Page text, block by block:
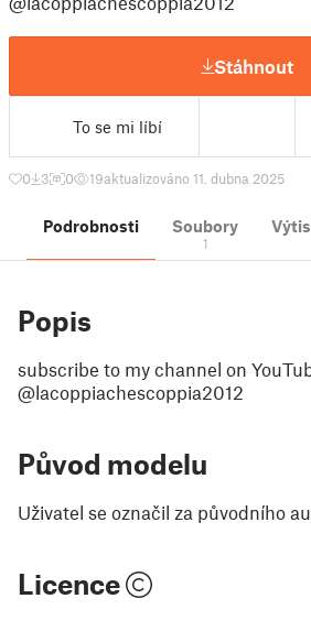
Stáhnout
To se mi líbí
0 3 0 19aktualizováno 11. dubna 2025
Podrobnosti Soubory
1
Popis
subscribe to my channel on
@lacoppiachescoppia2012
Původ modelu
Uživatel se označil za původního
Licence